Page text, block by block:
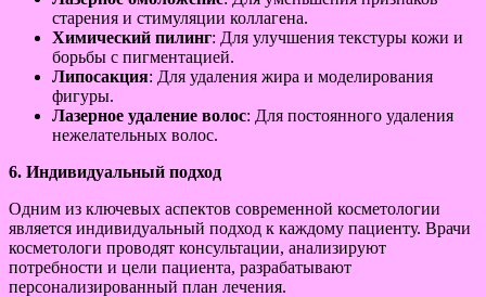
старения и стимуляции коллагена.
Химический пилинг: Для улучшения текстуры кожи и
борьбы с пигментацией.
Липосакция: Для удаления жира и моделирования
фигуры.
Лазерное удаление волос: Для постоянного удаления
нежелательных волос.
6. Индивидуальный подход
Одним из ключевых аспектов современной косметологии
является индивидуальный подход к каждому пациенту. Врачи
косметологи проводят консультации, анализируют
потребности и цели пациента, разрабатывают
персонализированный план лечения.